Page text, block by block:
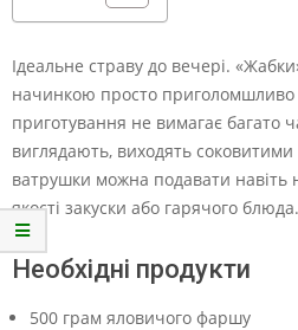
Ідеальне страву до вечері.
начинкою просто приголомшливо
приготування не вимагає багато
виглядають, виходять
ватрушки можна подавати навіть
якості закуски або гарячого блюда.
Необхідні продукти
500 грам яловичого фаршу